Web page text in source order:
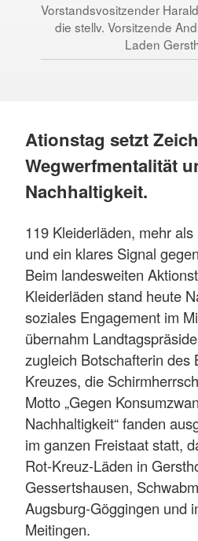
Vorstandsvositzender
die stellv. Vorsitzende
Laden
Ationstag setzt
Wegwerfmentalität
Nachhaltigkeit.
119 Kleiderläden, mehr
und ein klares Signal
Beim landesweiten
Kleiderläden stand heute
soziales Engagement im
übernahm
zugleich Botschafterin des
Kreuzes, die
Motto „Gegen
Nachhaltigkeit“ fanden
im ganzen Freistaat statt,
Rot-Kreuz-Läden in
Gessertshausen,
Augsburg-Göggingen und
Meitingen.